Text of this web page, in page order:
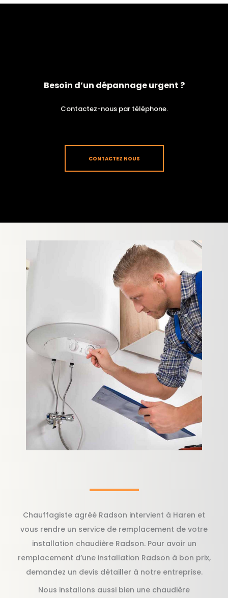
Besoin d’un dépannage urgent ?
Contactez-nous par téléphone.
CONTACTEZ NOUS
Chauffagiste agréé Radson intervient à Haren et
vous rendre un service de remplacement de votre
installation chaudière Radson. Pour avoir un
remplacement d’une installation Radson à bon prix,
demandez un devis détailler à notre entreprise.
Nous installons aussi bien une chaudière